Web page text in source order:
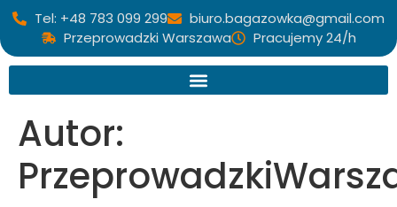
Tel: +48 783 099 299
biuro.bagazowka@gmail.com
Przeprowadzki Warszawa
Pracujemy 24/h
Autor: